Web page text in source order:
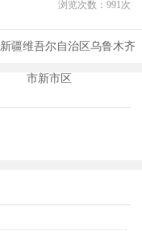
浏览次数： 991 次
新疆维吾尔自治区乌鲁木齐
市新市区